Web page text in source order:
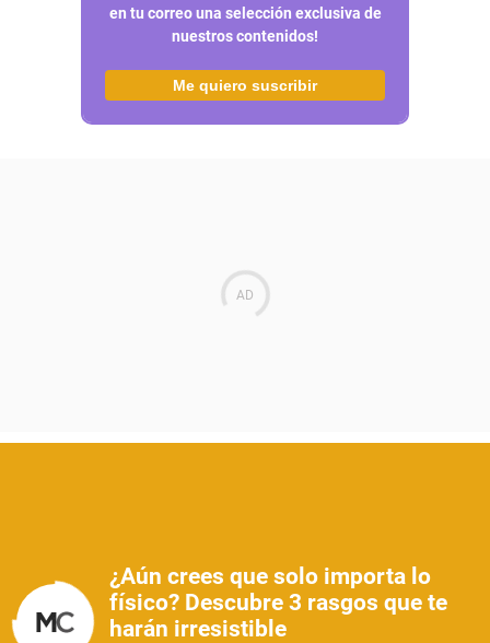
en tu correo una selección exclusiva de
nuestros contenidos!
Me quiero suscribir
¿Aún crees que solo importa lo
físico? Descubre 3 rasgos que te
harán irresistible